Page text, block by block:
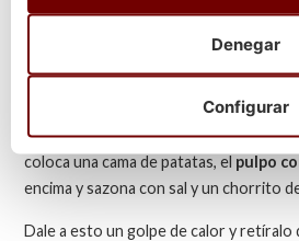
cocidosa la manera tradicional.
que darle un golpe de calor para
Para prepararlo, limpia, corta las
que puedas atravesarlas con un
vez hecho esto, pon el horno a
coloca una cama de patatas, el pulpo
encima y sazona con sal y un chorrito
Dale a esto un golpe de calor y retíralo
Configurar
Denegar